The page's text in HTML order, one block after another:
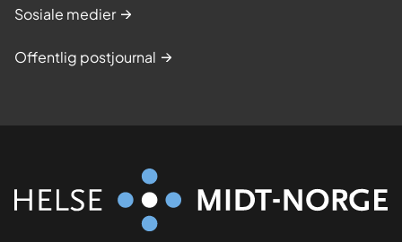
Sosiale medier
Offentlig postjournal